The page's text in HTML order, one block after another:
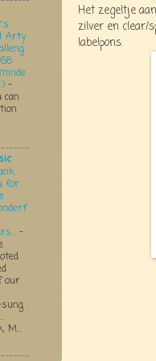
Het zegeltje
zilver en clear/
labelpons.
Arty
-
can
for
-
our
M...